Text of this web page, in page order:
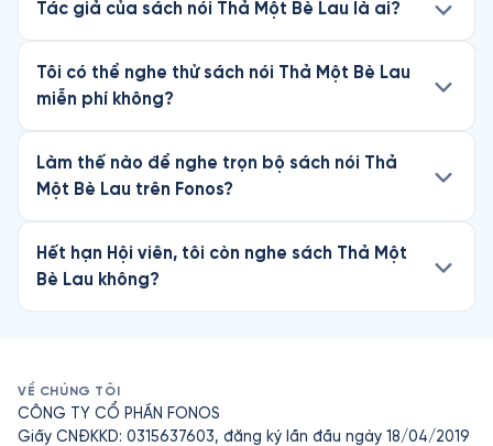
Nhờ thực tập theo các phương pháp của Thầy như thở chánh
niệm, thiền đi, thiền buông thư, v.v. hàng triệu, hàng chục triệu
người trên toàn thế giới, từ Đông sang Tây, từ tu sĩ đến tù
nhân, đã tìm thấy niềm vui sống và ý nghĩa của cuộc đời.
Thầy đích thực là một vị bồ tát của thời hiện đại và là niềm tự
hào của Việt Nam.
Tác giả của sách nói Thả Một Bè Lau là ai?
Tôi có thể nghe thử sách nói Thả Một Bè Lau
miễn phí không?
Làm thế nào để nghe trọn bộ sách nói Thả
Một Bè Lau trên Fonos?
Hết hạn Hội viên, tôi còn nghe sách Thả Một
Bè Lau không?
VỀ CHÚNG TÔI
CÔNG TY CỔ PHẦN FONOS
Giấy CNĐKKD: 0315637603, đăng ký lần đầu ngày 18/04/2019